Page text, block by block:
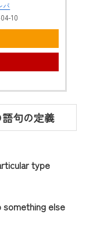
バ
10
句の定義
type
else